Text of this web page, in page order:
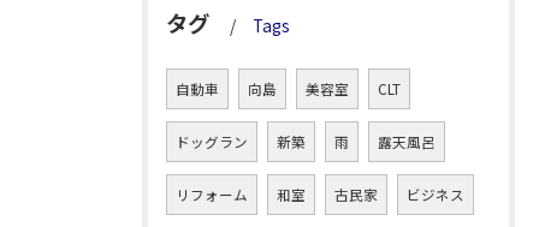
タグ Tags
自動車 向島 美容室 CLT
ドッグラン 新築 雨 露天風呂
リフォーム 和室 古民家 ビジネス